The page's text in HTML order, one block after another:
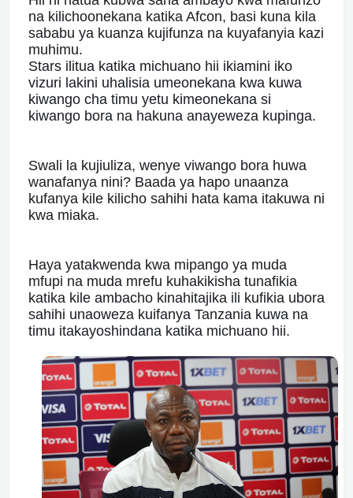
na kilichoonekana katika Afcon, basi kuna kila
sababu ya kuanza kujifunza na kuyafanyia kazi
muhimu.
Stars ilitua katika michuano hii ikiamini iko
vizuri lakini uhalisia umeonekana kwa kuwa
kiwango cha timu yetu kimeonekana si
kiwango bora na hakuna anayeweza kupinga.
Swali la kujiuliza, wenye viwango bora huwa
wanafanya nini? Baada ya hapo unaanza
kufanya kile kilicho sahihi hata kama itakuwa ni
kwa miaka.
Haya yatakwenda kwa mipango ya muda
mfupi na muda mrefu kuhakikisha tunafikia
katika kile ambacho kinahitajika ili kufikia ubora
sahihi unaoweza kuifanya Tanzania kuwa na
timu itakayoshindana katika michuano hii.